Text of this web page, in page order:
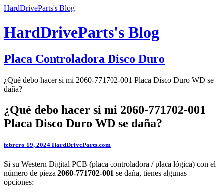
HardDriveParts's Blog
HardDriveParts's Blog
Placa Controladora Disco Duro
¿Qué debo hacer si mi 2060-771702-001 Placa Disco Duro WD se
daña?
¿Qué debo hacer si mi 2060-771702-001
Placa Disco Duro WD se daña?
febrero 19, 2024 HardDriveParts.com
Si su Western Digital PCB (placa controladora / placa lógica) con el
número de pieza 2060-771702-001 se daña, tienes algunas
opciones: